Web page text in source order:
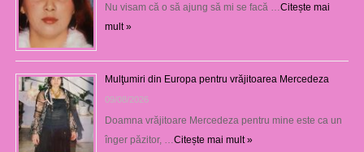
Nu visam că o să ajung să mi se facă … Citește mai
mult »
Mulţumiri din Europa pentru vrăjitoarea Mercedeza
09/08/2026
Doamna vrăjitoare Mercedeza pentru mine este ca un
înger păzitor, … Citește mai mult »